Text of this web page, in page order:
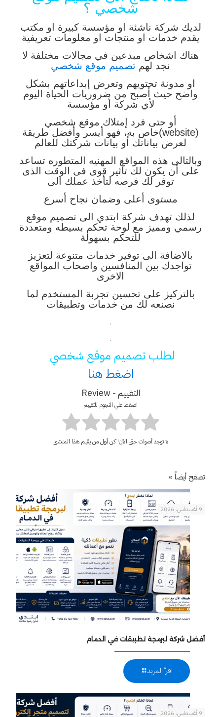
شخصي ؟
لديك شركة ناشئة او مؤسسة كبيرة او مكتب
يقدم خدمات او منتجات او معلومات تعريفية
هناك اشخاص مبدعين في مجالات مختلفة لا
نجد لهم تصميم موقع شخصي
او مدونة تحتويهم وتعرض إبداعاتهم بشكل
واضح حيث أصبح من ضروريات الحياة اليوم
لأي شركة أو مؤسسة
أو حتى فرد إمتلاك موقع شخصي
(website)خاص به، فهو أيسر وأفضل طريقة
لعرض بياناتك أو بيانات شركتك للعالم
وبالتالى هذه المواقع المهنيه المتطوره تساعد
على أن يكون لك تأثير قوى فى الوقت الذى
توفر لك فرصه لتأخذ عملك الى
مستوى أعلى وضمان نجاح أسرع
لذلك تهدف شركة ابتدي الى تصميم موقع
رسمي ومميز مع لوحة تحكم بسيطه ومتعددة
للتحكم بسهولة
بالاضافة الى توفير خدمات متنوعة لتعزيز
تواجدك بين المنافسين واصحاب المواقع
الاخرى
بالتركيز على تحسين تجربة المستخدم لما
نصنعه لك من خدمات وتطبيقات
.
.
لطلب تصميم موقع شخصي
اضغط هنا
التقييم - Review
اضغط علي النجوم للتقييم
لا توجد أصوات حتى الآن! كن أول من يقيم هذا المنشور.
تصفح أيضاً »
9 أغسطس، 2026
أفضل شركة لبرمجة تطبيقات في الدمام
اقرأ المزيد
9 أغسطس، 2026